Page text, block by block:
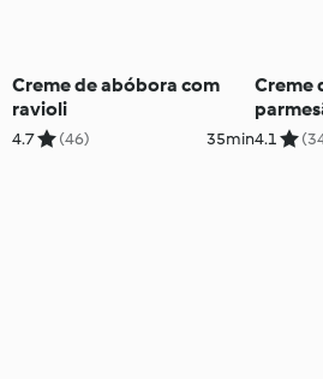
Creme de abóbora com
ravioli
4.7 (46) 35min
Creme
4.1